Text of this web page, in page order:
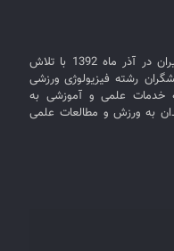
وب سایت فیزیولوژی ورزشی و تندرستی ایران در آذر ماه 1392 با تلاش
رشته فیزیولوژی ورزشی
خدمات علمی و آموزشی به
به ورزش و مطالعات علمی